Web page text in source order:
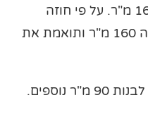
קיים בית פרטי בשטח של 160 מ"ר. על פי חוזה
החכירה, הבניה המותרת הינה 160 מ"ר ותואמת את
נוספים.